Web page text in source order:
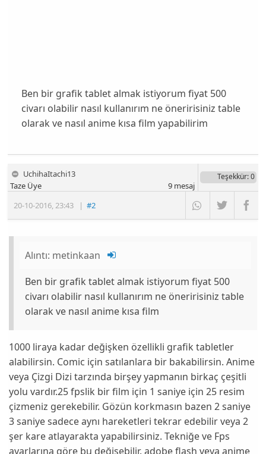
Ben bir grafik tablet almak istiyorum fiyat 500
civarı olabilir nasıl kullanırım ne öneririsiniz table
olarak ve nasıl anime kısa film yapabilirim
UchihaItachi13
20-10-2016,23:43 |#2
Taze Üye
Teşekkür: 0
9mesaj
Alıntı: metinkaan
Ben bir grafik tablet almak istiyorum fiyat 500
civarı olabilir nasıl kullanırım ne öneririsiniz table
olarak ve nasıl anime kısa film
1000 liraya kadar değişken özellikli grafik tabletler
alabilirsin. Comic için satılanlara bir bakabilirsin. Anime
veya Çizgi Dizi tarzında birşey yapmanın birkaç çeşitli
yolu vardır.25 fpslik bir film için 1 saniye için 25 resim
çizmeniz gerekebilir. Gözün korkmasın bazen 2 saniye
3 saniye sadece aynı hareketleri tekrar edebilir veya 2
şer kare atlayarakta yapabilirsiniz. Tekniğe ve Fps
ayarlarına göre bu değişebilir. adobe flash veya anime